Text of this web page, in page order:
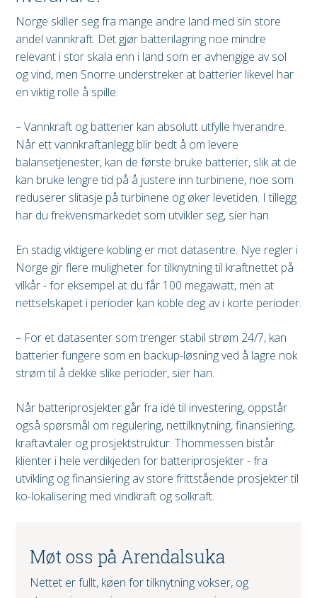
Norge skiller seg fra mange andre land med sin store
andel vannkraft. Det gjør batterilagring noe mindre
relevant i stor skala enn i land som er avhengige av sol
og vind, men Snorre understreker at batterier likevel har
en viktig rolle å spille.
– Vannkraft og batterier kan absolutt utfylle hverandre.
Når ett vannkraftanlegg blir bedt å om levere
balansetjenester, kan de første bruke batterier, slik at de
kan bruke lengre tid på å justere inn turbinene, noe som
reduserer slitasje på turbinene og øker levetiden. I tillegg
har du frekvensmarkedet som utvikler seg, sier han.
En stadig viktigere kobling er mot datasentre. Nye regler i
Norge gir flere muligheter for tilknytning til kraftnettet på
vilkår - for eksempel at du får 100 megawatt, men at
nettselskapet i perioder kan koble deg av i korte perioder.
– For et datasenter som trenger stabil strøm 24/7, kan
batterier fungere som en backup-løsning ved å lagre nok
strøm til å dekke slike perioder, sier han.
Når batteriprosjekter går fra idé til investering, oppstår
også spørsmål om regulering, nettilknytning, finansiering,
kraftavtaler og prosjektstruktur. Thommessen bistår
klienter i hele verdikjeden for batteriprosjekter - fra
utvikling og finansiering av store frittstående prosjekter til
ko-lokalisering med vindkraft og solkraft.
Møt oss på Arendalsuka
Nettet er fullt, køen for tilknytning vokser, og